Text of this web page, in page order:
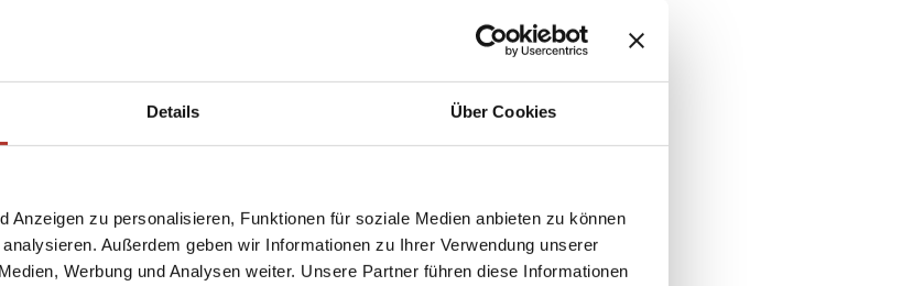
Details Über Cookies
Anzeigen zu personalisieren, Funktionen für soziale Medien anbieten zu können
Außerdem geben wir Informationen zu Ihrer Verwendung unserer
Werbung und Analysen weiter. Unsere Partner führen diese Informationen